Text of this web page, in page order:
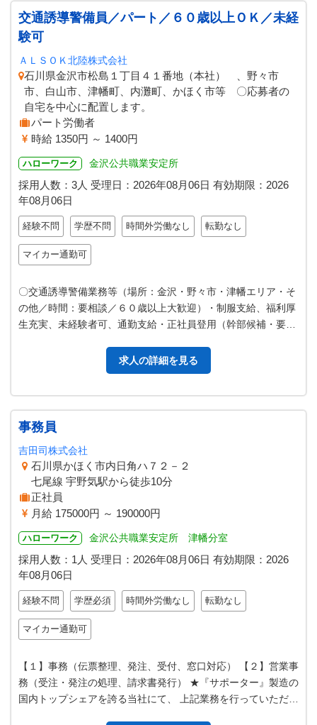
交通誘導警備員／パート／６０歳以上ＯＫ／未経
験可
ＡＬＳＯＫ北陸株式会社
石川県金沢市松島１丁目４１番地（本社） 、野々市
市、白山市、津幡町、内灘町、かほく市等 〇応募者の
自宅を中心に配置します。
パート労働者
時給 1350円 ～ 1400円
ハローワーク 金沢公共職業安定所
採用人数：3人 受理日： 2026年08月06日 有効期限： 2026
年08月06日
経験不問 学歴不問 時間外労働なし 転勤なし
マイカー通勤可
〇交通誘導警備業務等（場所：金沢・野々市・津幡エリア・そ
の他／時間：要相談／６０歳以上大歓迎）・制服支給、福利厚
生充実、未経験者可、通勤支給・正社員登用（幹部候補・要相
求人の詳細を見る
事務員
吉田司株式会社
石川県かほく市内日角ハ７２－２
七尾線 宇野気駅から徒歩10分
正社員
月給 175000円 ～ 190000円
ハローワーク 金沢公共職業安定所 津幡分室
採用人数：1人 受理日： 2026年08月06日 有効期限： 2026
年08月06日
経験不問 学歴必須 時間外労働なし 転勤なし
マイカー通勤可
【１】事務（伝票整理、発注、受付、窓口対応） 【２】営業事
務（受注・発注の処理、請求書発行） ★『サポーター』製造の
国内トップシェアを誇る当社にて、 上記業務を行っていただき